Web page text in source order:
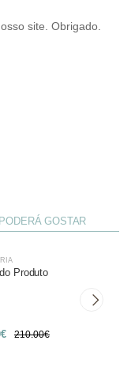
site. Obrigado.
GOSTAR
Produto
210.00€